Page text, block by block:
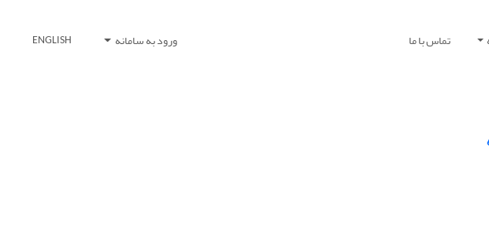
تماس با ما ورود به سامانه ENGLISH